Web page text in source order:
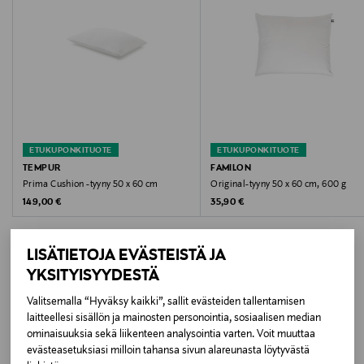
LISÄTIETOJA EVÄSTEISTÄ JA
YKSITYISYYDESTÄ
Valitsemalla “Hyväksy kaikki”, sallit evästeiden tallentamisen
laitteellesi sisällön ja mainosten personointia, sosiaalisen median
ominaisuuksia sekä liikenteen analysointia varten. Voit muuttaa
evästeasetuksiasi milloin tahansa sivun alareunasta löytyvästä
Hoito-ohjeet
VALKOINEN
Koko
50 x 60 cm
Valmistusmaa
Norja
Valmistaja
Mascot Høie AS
ETUKUPONKITUOTE
TEMPUR
Prima Cushion -tyyny 50 x 60 cm
Original Price
149,00 €
ETUKUPONKITUOTE
FAMILON
Original-tyyny 50 x 60 cm, 600 g
Original Price
35,90 €
LISÄÄ KIINNOSTAVIA
TUOTTEITA